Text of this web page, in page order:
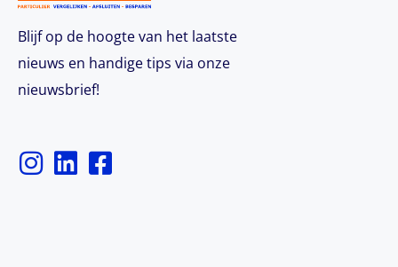
Blijf op de hoogte van het laatste
nieuws en handige tips via onze
nieuwsbrief!
I
n
L
i
F
a